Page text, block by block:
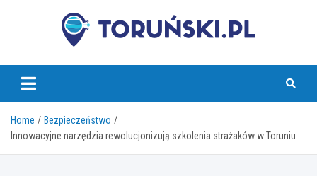
torunski.pl
Home
Bezpieczeństwo
Innowacyjne narzędzia rewolucjonizują szkolenia strażaków w Toruniu